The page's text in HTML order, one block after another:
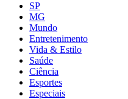
SP
MG
Mundo
Entretenimento
Vida & Estilo
Saúde
Ciência
Esportes
Especiais